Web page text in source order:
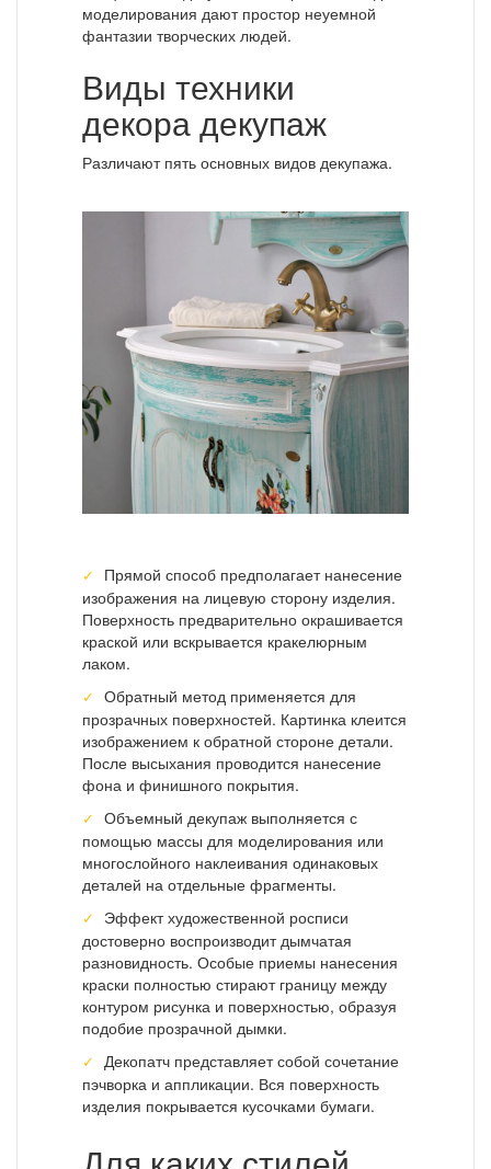
моделирования дают простор неуемной
фантазии творческих людей.
Виды техники
декора декупаж
Различают пять основных видов декупажа.
Прямой способ предполагает нанесение
изображения на лицевую сторону изделия.
Поверхность предварительно окрашивается
краской или вскрывается кракелюрным
лаком.
Обратный метод применяется для
прозрачных поверхностей. Картинка клеится
изображением к обратной стороне детали.
После высыхания проводится нанесение
фона и финишного покрытия.
Объемный декупаж выполняется с
помощью массы для моделирования или
многослойного наклеивания одинаковых
деталей на отдельные фрагменты.
Эффект художественной росписи
достоверно воспроизводит дымчатая
разновидность. Особые приемы нанесения
краски полностью стирают границу между
контуром рисунка и поверхностью, образуя
подобие прозрачной дымки.
Декопатч представляет собой сочетание
пэчворка и аппликации. Вся поверхность
изделия покрывается кусочками бумаги.